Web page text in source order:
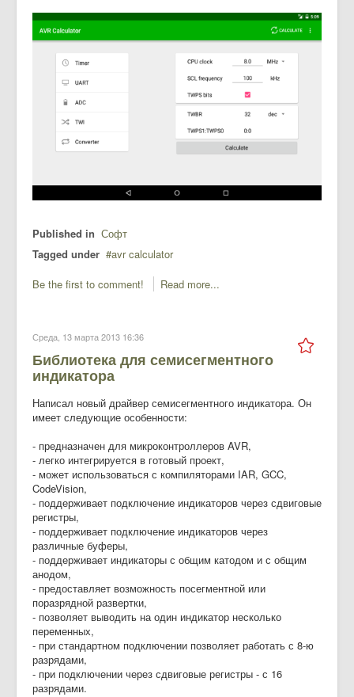
Published in Софт
Tagged under
avr calculator
Be the first to comment!
Read more...
Среда, 13 марта 2013 16:36
Библиотека для семисегментного
индикатора
Написал новый драйвер семисегментного индикатора. Он
имеет следующие особенности:
- предназначен для микроконтроллеров AVR,
- легко интегрируется в готовый проект,
- может использоваться с компиляторами IAR, GCC,
CodeVision,
- поддерживает подключение индикаторов через сдвиговые
регистры,
- поддерживает подключение индикаторов через
различные буферы,
- поддерживает индикаторы с общим катодом и с общим
анодом,
- предоставляет возможность посегментной или
поразрядной развертки,
- позволяет выводить на один индикатор несколько
переменных,
- при стандартном подключении позволяет работать с 8-ю
разрядами,
- при подключении через сдвиговые регистры - с 16
разрядами.